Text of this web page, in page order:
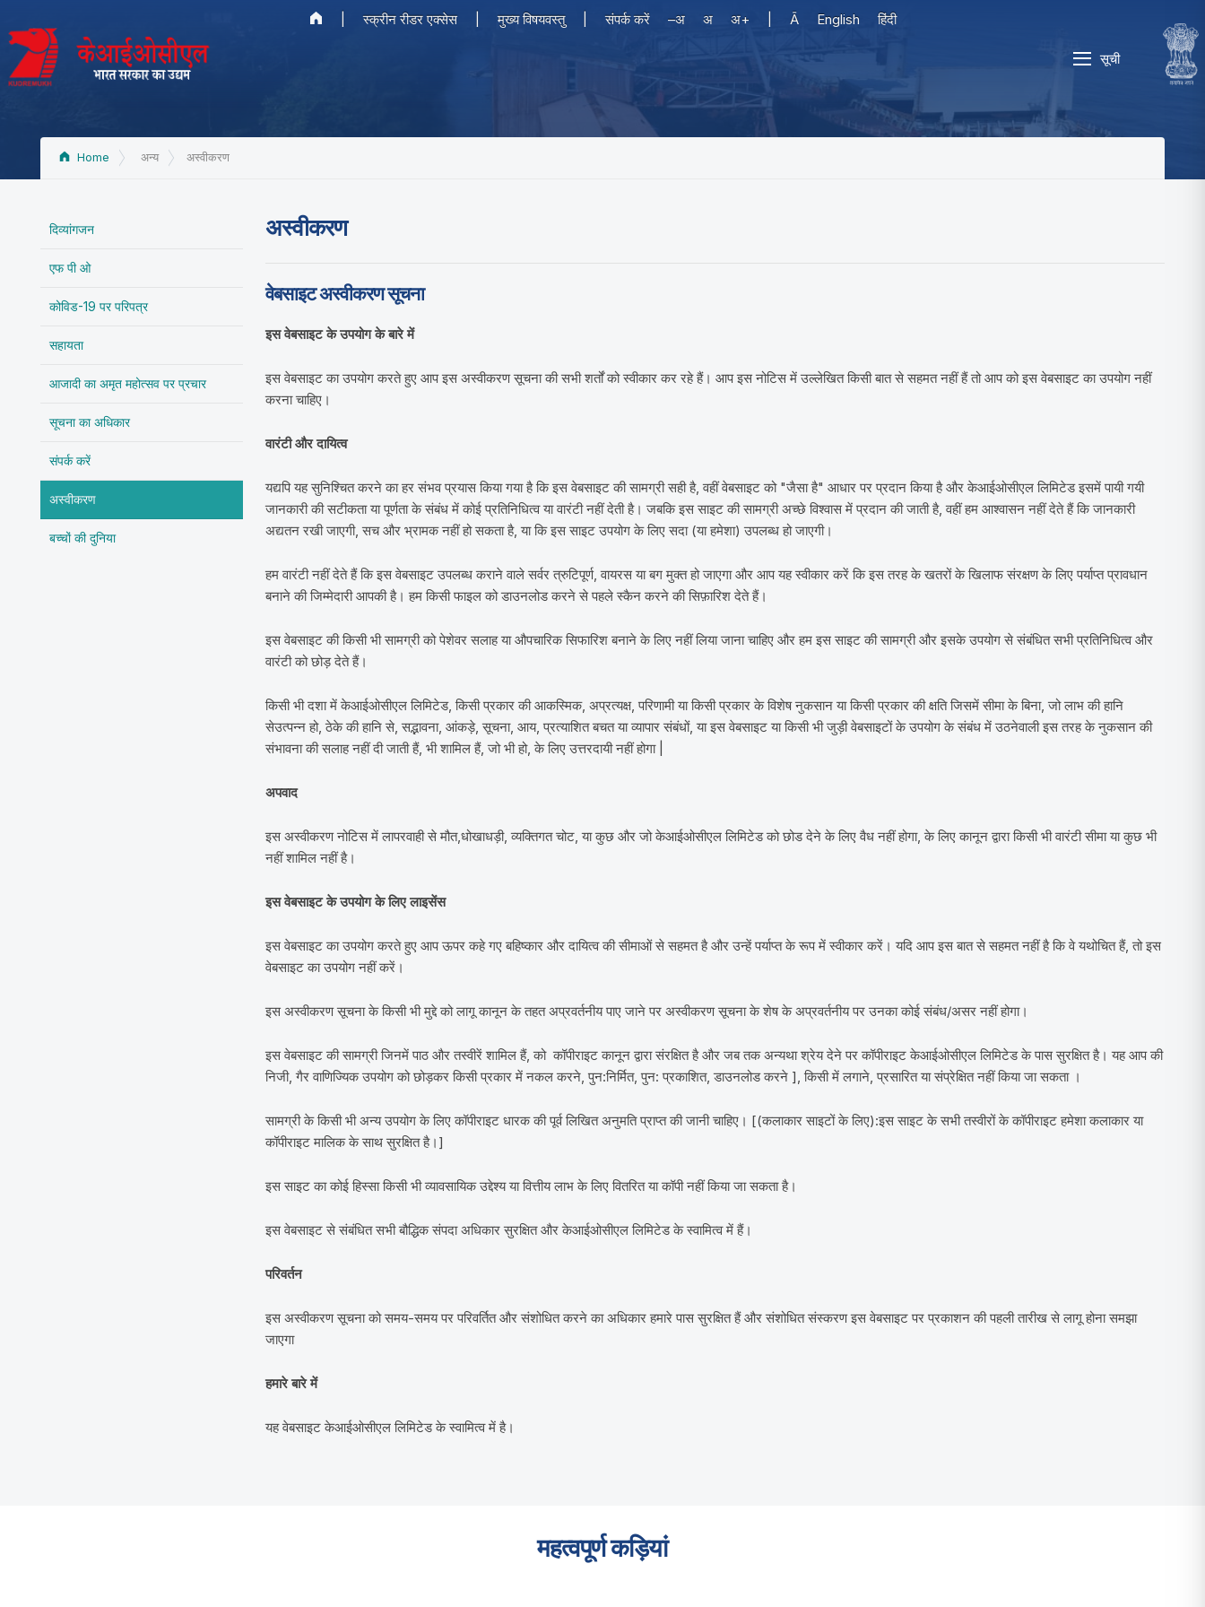
स्क्रीन रीडर एक्सेस मुख्य विषयवस्तु संपर्क करें –अ अ अ+ Ā English हिंदी
सूची
Home अन्य अस्वीकरण
दिव्यांगजन
एफ पी ओ
कोविड-19 पर परिपत्र
सहायता
आजादी का अमृत महोत्सव पर प्रचार
सूचना का अधिकार
संपर्क करें
अस्वीकरण
बच्चों की दुनिया
अस्वीकरण
वेबसाइट अस्वीकरण सूचना
इस वेबसाइट के उपयोग के बारे में
इस वेबसाइट का उपयोग करते हुए आप इस अस्वीकरण सूचना की सभी शर्तों को स्वीकार कर रहे हैं। आप इस नोटिस में उल्लेखित किसी बात से सहमत नहीं हैं तो आप को इस वेबसाइट का उपयोग नहीं
करना चाहिए।
वारंटी और दायित्व
यद्यपि यह सुनिश्चित करने का हर संभव प्रयास किया गया है कि इस वेबसाइट की सामग्री सही है, वहीं वेबसाइट को "जैसा है" आधार पर प्रदान किया है और केआईओसीएल लिमिटेड इसमें पायी गयी
जानकारी की सटीकता या पूर्णता के संबंध में कोई प्रतिनिधित्व या वारंटी नहीं देती है। जबकि इस साइट की सामग्री अच्छे विश्वास में प्रदान की जाती है, वहीं हम आश्वासन नहीं देते हैं कि जानकारी
अद्यतन रखी जाएगी, सच और भ्रामक नहीं हो सकता है, या कि इस साइट उपयोग के लिए सदा (या हमेशा) उपलब्ध हो जाएगी।
हम वारंटी नहीं देते हैं कि इस वेबसाइट उपलब्ध कराने वाले सर्वर त्रुटिपूर्ण, वायरस या बग मुक्त हो जाएगा और आप यह स्वीकार करें कि इस तरह के खतरों के खिलाफ संरक्षण के लिए पर्याप्त प्रावधान
बनाने की जिम्मेदारी आपकी है। हम किसी फाइल को डाउनलोड करने से पहले स्कैन करने की सिफ़ारिश देते हैं।
इस वेबसाइट की किसी भी सामग्री को पेशेवर सलाह या औपचारिक सिफारिश बनाने के लिए नहीं लिया जाना चाहिए और हम इस साइट की सामग्री और इसके उपयोग से संबंधित सभी प्रतिनिधित्व और
वारंटी को छोड़ देते हैं।
किसी भी दशा में केआईओसीएल लिमिटेड, किसी प्रकार की आकस्मिक, अप्रत्यक्ष, परिणामी या किसी प्रकार के विशेष नुकसान या किसी प्रकार की क्षति जिसमें सीमा के बिना, जो लाभ की हानि
सेउत्पन्न हो, ठेके की हानि से, सद्भावना, आंकड़े, सूचना, आय, प्रत्याशित बचत या व्यापार संबंधों, या इस वेबसाइट या किसी भी जुड़ी वेबसाइटों के उपयोग के संबंध में उठनेवाली इस तरह के नुकसान की
संभावना की सलाह नहीं दी जाती हैं, भी शामिल हैं, जो भी हो, के लिए उत्तरदायी नहीं होगा |
अपवाद
इस अस्वीकरण नोटिस में लापरवाही से मौत,धोखाधड़ी, व्यक्तिगत चोट, या कुछ और जो केआईओसीएल लिमिटेड को छोड देने के लिए वैध नहीं होगा, के लिए कानून द्वारा किसी भी वारंटी सीमा या कुछ भी
नहीं शामिल नहीं है।
इस वेबसाइट के उपयोग के लिए लाइसेंस
इस वेबसाइट का उपयोग करते हुए आप ऊपर कहे गए बहिष्कार और दायित्व की सीमाओं से सहमत है और उन्हें पर्याप्त के रूप में स्वीकार करें। यदि आप इस बात से सहमत नहीं है कि वे यथोचित हैं, तो इस
वेबसाइट का उपयोग नहीं करें।
इस अस्वीकरण सूचना के किसी भी मुद्दे को लागू कानून के तहत अप्रवर्तनीय पाए जाने पर अस्वीकरण सूचना के शेष के अप्रवर्तनीय पर उनका कोई संबंध/असर नहीं होगा।
इस वेबसाइट की सामग्री जिनमें पाठ और तस्वीरें शामिल हैं, को कॉपीराइट कानून द्वारा संरक्षित है और जब तक अन्यथा श्रेय देने पर कॉपीराइट केआईओसीएल लिमिटेड के पास सुरक्षित है। यह आप की
निजी, गैर वाणिज्यिक उपयोग को छोड़कर किसी प्रकार में नकल करने, पुन:निर्मित, पुन: प्रकाशित, डाउनलोड करने ], किसी में लगाने, प्रसारित या संप्रेक्षित नहीं किया जा सकता ।
सामग्री के किसी भी अन्य उपयोग के लिए कॉपीराइट धारक की पूर्व लिखित अनुमति प्राप्त की जानी चाहिए। [(कलाकार साइटों के लिए):इस साइट के सभी तस्वीरों के कॉपीराइट हमेशा कलाकार या
कॉपीराइट मालिक के साथ सुरक्षित है।]
इस साइट का कोई हिस्सा किसी भी व्यावसायिक उद्देश्य या वित्तीय लाभ के लिए वितरित या कॉपी नहीं किया जा सकता है।
इस वेबसाइट से संबंधित सभी बौद्धिक संपदा अधिकार सुरक्षित और केआईओसीएल लिमिटेड के स्वामित्व में हैं।
परिवर्तन
इस अस्वीकरण सूचना को समय-समय पर परिवर्तित और संशोधित करने का अधिकार हमारे पास सुरक्षित हैं और संशोधित संस्करण इस वेबसाइट पर प्रकाशन की पहली तारीख से लागू होना समझा
जाएगा
हमारे बारे में
यह वेबसाइट केआईओसीएल लिमिटेड के स्वामित्व में है।
महत्वपूर्ण कड़ियां